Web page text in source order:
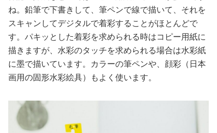
ね。鉛筆で下書きして、筆ペンで線で描いて、それを
スキャンしてデジタルで着彩することがほとんどで
す。パキッとした着彩を求められる時はコピー用紙に
描きますが、水彩のタッチを求められる場合は水彩紙
に墨で描いています。カラーの筆ペンや、顔彩（日本
画用の固形水彩絵具）もよく使います。